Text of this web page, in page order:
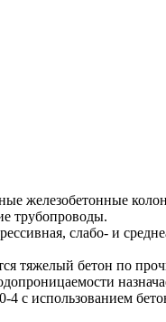
железобетонные
трубопроводы.
слабо- и
тяжелый бетон по
с использованием